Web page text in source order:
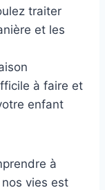
traiter
et les
à faire et
enfant
à
vies est